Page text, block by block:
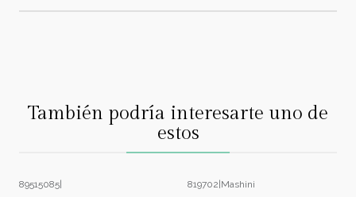
También podría interesarte uno de
estos
89515085 819702 Mashini